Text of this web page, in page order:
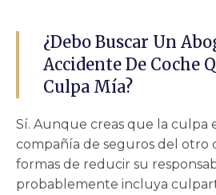
¿Debo Buscar Un
Accidente De Coche
Culpa Mía?
Sí. Aunque creas que la culpa
compañía de seguros del otro
formas de reducir su
probablemente incluya